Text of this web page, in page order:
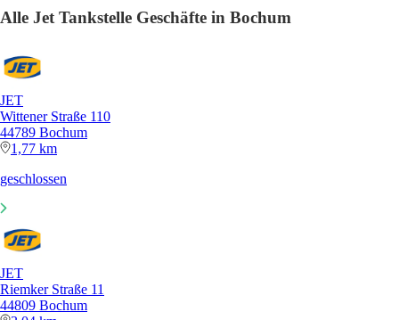
Alle Jet Tankstelle Geschäfte in Bochum
JET
Wittener Straße 110
44789 Bochum
1,77 km
geschlossen
JET
Riemker Straße 11
44809 Bochum